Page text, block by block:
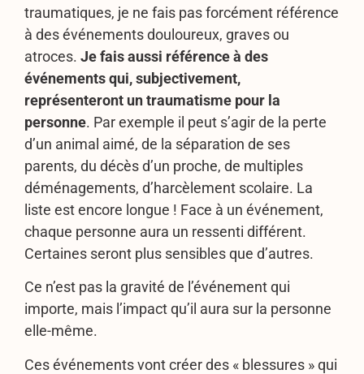
traumatiques, je ne fais pas forcément référence
à des événements douloureux, graves ou
atroces. Je fais aussi référence à des
événements qui, subjectivement,
représenteront un traumatisme pour la
personne. Par exemple il peut s’agir de la perte
d’un animal aimé, de la séparation de ses
parents, du décès d’un proche, de multiples
déménagements, d’harcèlement scolaire. La
liste est encore longue ! Face à un événement,
chaque personne aura un ressenti différent.
Certaines seront plus sensibles que d’autres.
Ce n’est pas la gravité de l’événement qui
importe, mais l’impact qu’il aura sur la personne
elle-même.
Ces événements vont créer des « blessures » qui